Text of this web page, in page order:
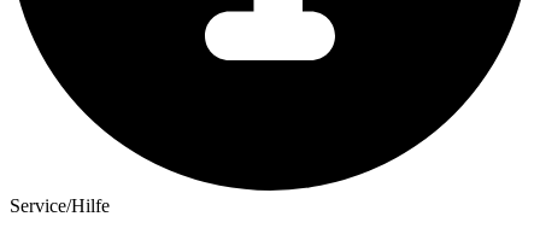
Service/Hilfe